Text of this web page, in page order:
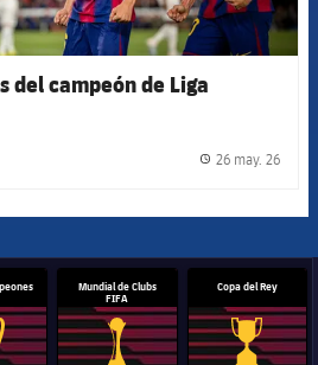
del campeón de Liga
26 may. 26
Mundial de Clubs
FIFA
Copa del Rey